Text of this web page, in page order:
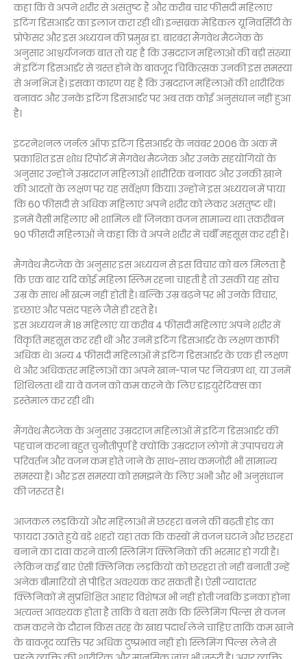
कहा कि वे अपने शरीर से असंतुष्ट हैं और करीब चार फीसदी महिलाएं
इटिंग डिसआर्डर का इलाज करा रही थीं। इन्सब्रक मेडिकल यूनिवर्सिटी के
प्रोफेसर और इस अध्ययन की प्रमुख डा. बारबरा मैंगवेथ मैटजेक के
अनुसार आश्चर्यजनक बात तो यह है कि उम्रदराज महिलाओं की बड़ी संख्या
में इटिंग डिसआर्डर से ग्रस्त होने के बावजूद चिकित्सक उनकी इस समस्या
से अनभिज्ञ हैं। इसका कारण यह है कि उम्रदराज महिलाओं की शारीरिक
बनावट और उनके इटिंग डिसआर्डर पर अब तक कोई अनुसंधान नहीं हुआ
है।
इंटरनेशनल जर्नल ऑफ इटिंग डिसआर्डर के नवंबर 2006 के अंक में
प्रकाशित इस शोध रिपोर्ट में मैंगवेथ मैटजेक और उनके सहयोगियों के
अनुसार उन्होंने उम्रदराज महिलाओं शारीरिक बनावट और उनकी खाने
की आदतों के लक्षण पर यह सर्वेक्षण किया। उन्होंने इस अध्ययन में पाया
कि 60 फीसदी से अधिक महिलाएं अपने शरीर को लेकर असंतुष्ट थीं।
इनमें वैसी महिलाएं भी शामिल थीं जिनका वजन सामान्य था। तकरीबन
90 फीसदी महिलाओं ने कहा कि वे अपने शरीर में चर्बी महसूस कर रही हैं।
मैंगवेथ मैटजेक के अनुसार इस अध्ययन से इस विचार को बल मिलता है
कि एक बार यदि कोई महिला स्लिम रहना चाहती है तो उसकी यह सोच
उम्र के साथ भी खत्म नहीं होती है। बल्कि उम्र बढ़ने पर भी उनके विचार,
इच्छाएं और पसंद पहले जैसे ही रहते हैं।
इस अध्ययन में 18 महिलाएं या करीब 4 फीसदी महिलाएं अपने शरीर में
विकृति महसूस कर रही थीं और उनमें इटिंग डिसआर्डर के लक्षण काफी
अधिक थे। अन्य 4 फीसदी महिलाओं में इटिंग डिसआर्डर के एक ही लक्षण
थे और अधिकतर महिलाओं का अपने खान-पान पर नियंत्रण था, या उनमें
शिथिलता थी या वे वजन को कम करने के लिए डाइयुरेटिक्स का
इस्तेमाल कर रही थीं।
मैंगवेथ मैटजेक के अनुसार उम्रदराज महिलाओं में इटिंग डिसआर्डर की
पहचान करना बहुत चुनौतीपूर्ण है क्योंकि उम्रदराज लोगों में उपापचय में
परिवर्तन और वजन कम होते जाने के साथ-साथ कमजोरी भी सामान्य
समस्या है। और इस समस्या को समझने के लिए अभी और भी अनुसंधान
की जरूरत है।
आजकल लड़कियों और महिलाओं में छरहरा बनने की बढ़ती होड़ का
फायदा उठाते हुये बड़े शहरों यहां तक कि कस्बों में वजन घटाने और छरहरा
बनाने का दावा करने वाली स्लिमिंग क्लिनिकों की भरमार हो गयी है।
लेकिन कई बार ऐसी क्लिनिक लड़कियों को छरहरा तो नहीं बनाती उन्हें
अनेक बीमारियों से पीड़ित अवश्यक कर सकती हैं। ऐसी ज्यादातर
क्लिनिकों में सुप्रशिक्षित आहार विशेषज्ञ भी नहीं होती जबकि इनका होना
अत्यन्त आवश्यक होता है ताकि वे बता सकें कि स्लिमिंग पिल्स से वजन
कम करने के दौरान किस तरह के खाद्य पदार्थ लेने चाहिए ताकि कम खाने
के बावजूद व्यक्ति पर अधिक दुष्प्रभाव नहीं हो। स्लिमिंग पिल्स लेने से